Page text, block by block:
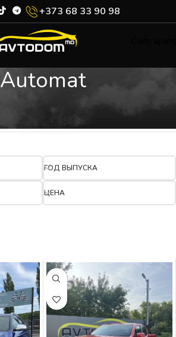
+373 68 33 90 98
Automat
ГОД ВЫПУСКА
ЦЕНА